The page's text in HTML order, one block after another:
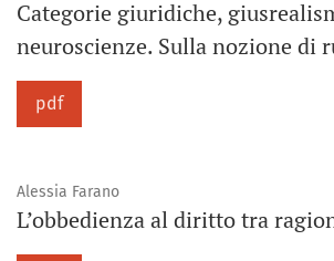
Categorie giuridiche,
neuroscienze. Sulla nozione di
pdf
Alessia Farano
L’obbedienza al diritto tra